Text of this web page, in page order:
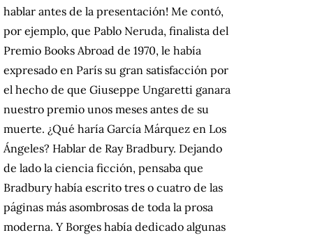
hablar antes de la presentación! Me contó,
por ejemplo, que Pablo Neruda, finalista del
Premio Books Abroad de 1970, le había
expresado en París su gran satisfacción por
el hecho de que Giuseppe Ungaretti ganara
nuestro premio unos meses antes de su
muerte. ¿Qué haría García Márquez en Los
Ángeles? Hablar de Ray Bradbury. Dejando
de lado la ciencia ficción, pensaba que
Bradbury había escrito tres o cuatro de las
páginas más asombrosas de toda la prosa
moderna. Y Borges había dedicado algunas